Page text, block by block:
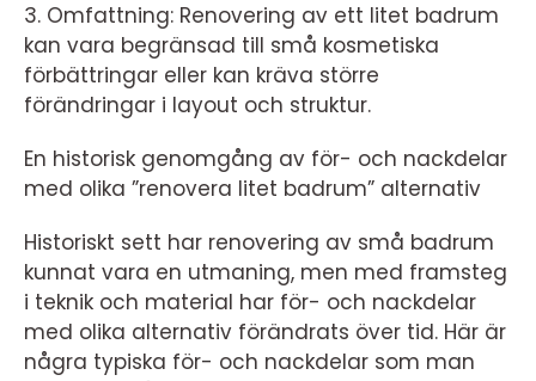
3. Omfattning: Renovering av ett litet badrum
kan vara begränsad till små kosmetiska
förbättringar eller kan kräva större
förändringar i layout och struktur.
En historisk genomgång av för- och nackdelar
med olika ”renovera litet badrum” alternativ
Historiskt sett har renovering av små badrum
kunnat vara en utmaning, men med framsteg
i teknik och material har för- och nackdelar
med olika alternativ förändrats över tid. Här är
några typiska för- och nackdelar som man